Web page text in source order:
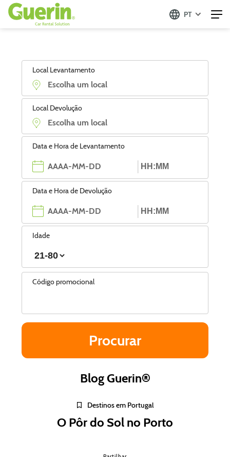
PT
Local Levantamento
Local Devolução
Data e Hora de Levantamento
Data e Hora de Devolução
Idade
Código promocional
Blog Guerin®
Destinos em Portugal
O Pôr do Sol no Porto